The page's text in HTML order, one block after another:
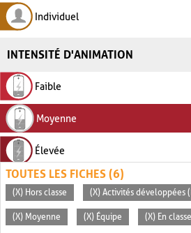
Individuel
INTENSITÉ D'ANIMATION
Faible
Moyenne
Élevée
TOUTES LES FICHES (6)
(X) Hors classe (X) Activités développées
(X) Moyenne (X) Équipe (X) En